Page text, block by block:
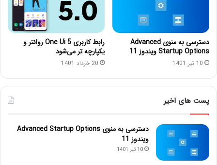
دسترسی به منوی Advanced
Startup Options ویندوز 11
10 تیر 1401
رابط کاربری One Ui 5 روانتر و
یکپارچه تر می‌شود
20 خرداد 1401
پست های اخیر
دسترسی به منوی Advanced Startup Options
ویندوز 11
10 تیر 1401